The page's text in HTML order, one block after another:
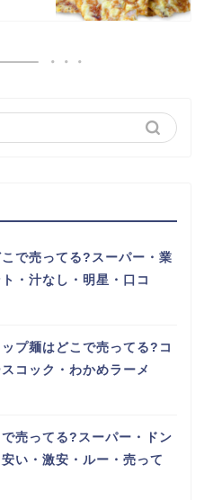
で売ってる?スーパー・業
・汁なし・明星・口コ
プ麺はどこで売ってる?コ
コック・わかめラーメ
売ってる?スーパー・ドン
い・激安・ルー・売って